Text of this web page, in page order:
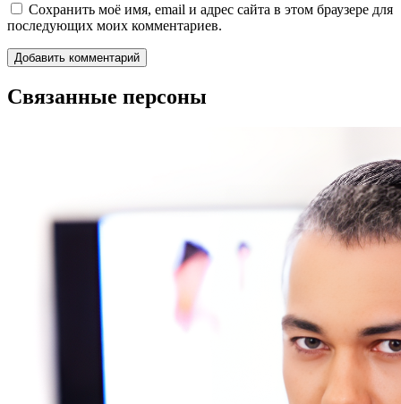
Сохранить моё имя, email и адрес сайта в этом браузере для
последующих моих комментариев.
Связанные персоны